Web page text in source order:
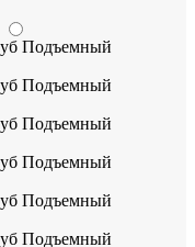
Подъемный
Подъемный
Подъемный
Подъемный
Подъемный
Подъемный